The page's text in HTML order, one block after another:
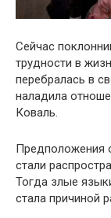
Сейчас
трудности в
перебралась в
наладила
Коваль.
Предположения
стали
Тогда злые
стала причиной